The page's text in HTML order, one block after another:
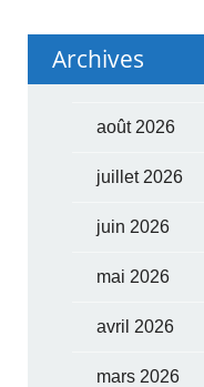
Archives
août 2026
juillet 2026
juin 2026
mai 2026
avril 2026
mars 2026